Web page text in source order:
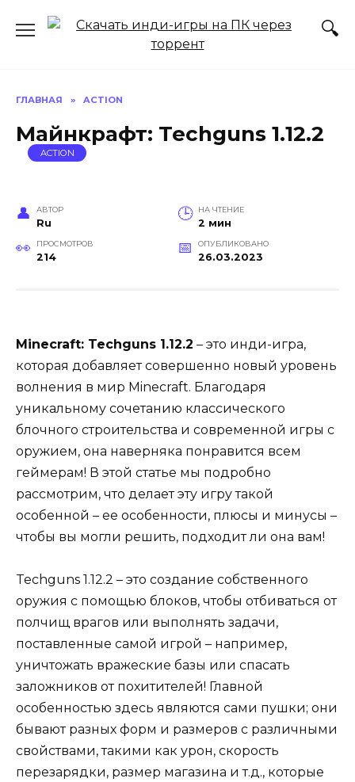
ГЛАВНАЯ » ACTION
Майнкрафт: Techguns 1.12.2
ACTION
АВТОР
Ru
НА ЧТЕНИЕ
2 мин
ПРОСМОТРОВ
214
ОПУБЛИКОВАНО
26.03.2023
Minecraft: Techguns 1.12.2 – это инди-игра,
которая добавляет совершенно новый уровень
волнения в мир Minecraft. Благодаря
уникальному сочетанию классического
блочного строительства и современной игры с
оружием, она наверняка понравится всем
геймерам! В этой статье мы подробно
рассмотрим, что делает эту игру такой
особенной – ее особенности, плюсы и минусы –
чтобы вы могли решить, подходит ли она вам!
Techguns 1.12.2 – это создание собственного
оружия с помощью блоков, чтобы отбиваться от
полчищ врагов или выполнять задачи,
поставленные самой игрой – например,
уничтожать вражеские базы или спасать
заложников от похитителей! Главной
особенностью здесь являются сами пушки; они
бывают разных форм и размеров с различными
свойствами, такими как урон, скорость
перезарядки, размер магазина и т.д., которые